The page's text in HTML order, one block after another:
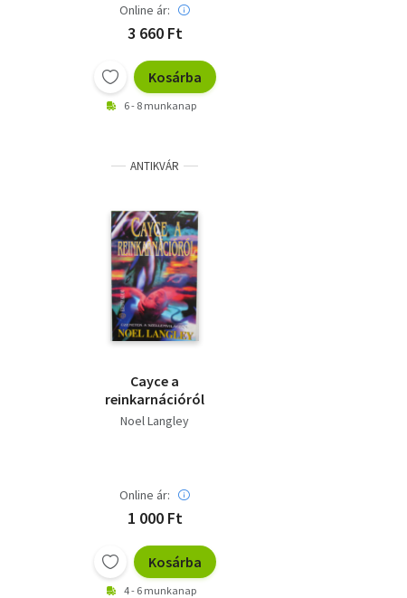
Online ár:
3 660 Ft
Kosárba
6 - 8 munkanap
ANTIKVÁR
Cayce a
reinkarnációról
Noel Langley
Online ár:
1 000 Ft
Kosárba
4 - 6 munkanap